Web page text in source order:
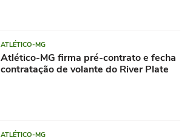
ATLÉTICO-MG
Atlético-MG firma pré-contrato e fecha
contratação de volante do River Plate
ATLÉTICO-MG